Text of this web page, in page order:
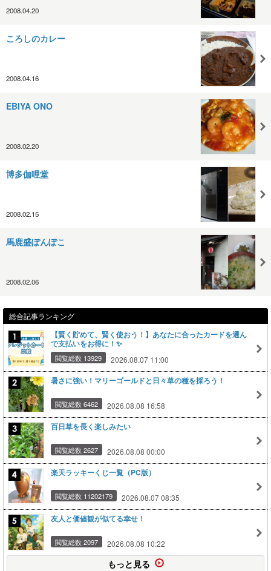
2008.04.20
ころしのカレー
2008.04.16
EBIYA ONO
2008.02.20
博多伽哩堂
2008.02.15
馬鹿盛ぽんぽこ
2008.02.06
総合記事ランキング
【賢く貯めて、賢く使おう！】あなたに合ったカードを選ん
で支払いをお得に！✨
閲覧総数 13929 2026.08.07 11:00
暑さに強い！マリーゴールドと日々草の種を採ろう！
閲覧総数 6462 2026.08.08 16:58
百日草を長く楽しみたい
閲覧総数 2627 2026.08.08 00:00
楽天ラッキーくじ一覧（PC版）
閲覧総数 11202179 2026.08.07 08:35
友人と価値観が似てる幸せ！
閲覧総数 2097 2026.08.08 10:22
もっと見る